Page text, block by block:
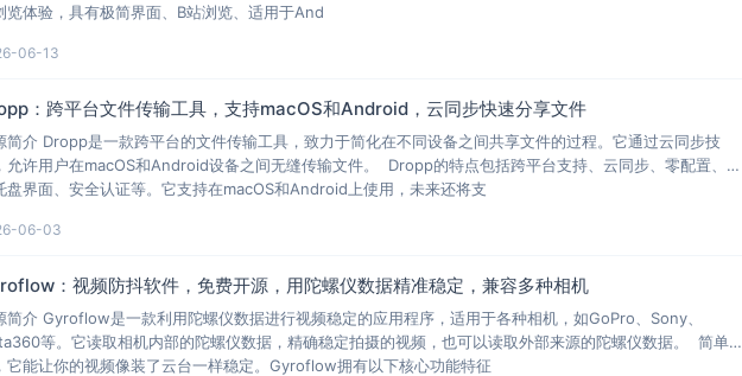
览体验，具有极简界面、B站浏览、适用于And
06-13
：跨平台文件传输工具，支持macOS和Android，云同步快速分享文件
简介 Dropp是一款跨平台的文件传输工具，致力于简化在不同设备之间共享文件的过程。它通过云同步技
允许用户在macOS和Android设备之间无缝传输文件。 Dropp的特点包括跨平台支持、云同步、零配置、原
盘界面、安全认证等。它支持在macOS和Android上使用，未来还将支
06-03
：视频防抖软件，免费开源，用陀螺仪数据精准稳定，兼容多种相机
简介 Gyroflow是一款利用陀螺仪数据进行视频稳定的应用程序，适用于各种相机，如GoPro、Sony、
等。它读取相机内部的陀螺仪数据，精确稳定拍摄的视频，也可以读取外部来源的陀螺仪数据。 简单来
它能让你的视频像装了云台一样稳定。Gyroflow拥有以下核心功能特征